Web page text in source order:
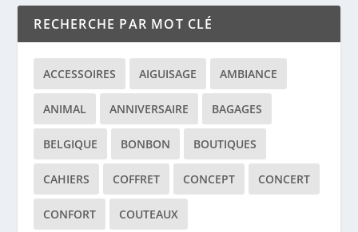
RECHERCHE PAR MOT CLÉ
ACCESSOIRES AIGUISAGE AMBIANCE
ANIMAL ANNIVERSAIRE BAGAGES
BELGIQUE BONBON BOUTIQUES
CAHIERS COFFRET CONCEPT CONCERT
CONFORT COUTEAUX